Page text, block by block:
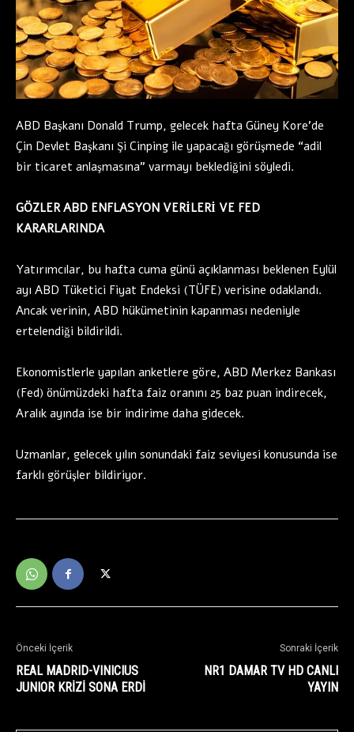
ABD Başkanı Donald Trump, gelecek hafta Güney Kore’de
Çin Devlet Başkanı Şi Cinping ile yapacağı görüşmede “adil
bir ticaret anlaşmasına” varmayı beklediğini söyledi.
GÖZLER ABD ENFLASYON VERİLERİ VE FED
KARARLARINDA
Yatırımcılar, bu hafta cuma günü açıklanması beklenen Eylül
ayı ABD Tüketici Fiyat Endeksi (TÜFE) verisine odaklandı.
Ancak verinin, ABD hükümetinin kapanması nedeniyle
ertelendiği bildirildi.
Ekonomistlerle yapılan anketlere göre, ABD Merkez Bankası
(Fed) önümüzdeki hafta faiz oranını 25 baz puan indirecek,
Aralık ayında ise bir indirime daha gidecek.
Uzmanlar, gelecek yılın sonundaki faiz seviyesi konusunda ise
farklı görüşler bildiriyor.
Önceki İçerik
REAL MADRID-VINICIUS
JUNIOR KRİZİ SONA ERDİ
Sonraki İçerik
NR1 DAMAR TV HD CANLI
YAYIN